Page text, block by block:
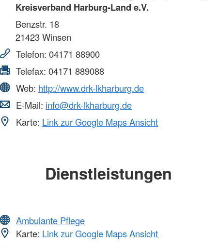
Kreisverband Harburg-Land e.V.
Benzstr. 18
21423Winsen
Telefon: 04171 88900
Telefax: 04171 889088
Web: http://www.drk-lkharburg.de
E-Mail: info@drk-lkharburg.de
Karte: Link zur Google Maps Ansicht
Dienstleistungen
Ambulante Pflege
Karte: Link zur Google Maps Ansicht